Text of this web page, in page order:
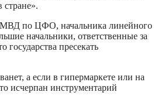
МВД по ЦФО, начальника линейного
начальники, ответственные за
пресекать
а если в гипермаркете или на
исчерпан инструментарий